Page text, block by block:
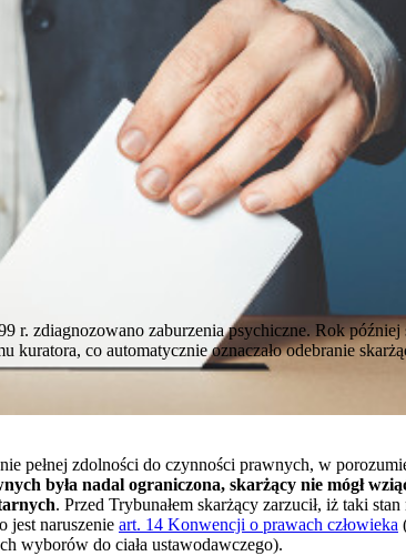
r. zdiagnozowano zaburzenia psychiczne. Rok później
co automatycznie oznaczało odebranie
pełnej zdolności do czynności prawnych, w
była nadal ograniczona, skarżący nie mógł
. Przed Trybunałem skarżący zarzucił, iż taki
jest naruszenie art. 14 Konwencji o prawach człowieka
wyborów do ciała ustawodawczego).